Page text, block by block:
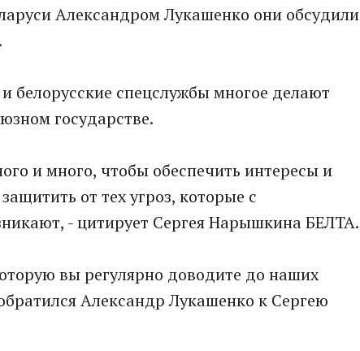
Александром Лукашенко они обсудили
белорусские спецслужбы многое делают
государстве.
и много, чтобы обеспечить интересы и
от тех угроз, которые с
- цитирует Сергея Нарышкина БЕЛТА.
вы регулярно доводите до наших
Александр Лукашенко к Сергею